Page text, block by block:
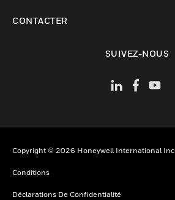
CONTACTER
SUIVEZ-NOUS
Copyright © 2026 Honeywell International Inc
Conditions
Déclarations De Confidentialité